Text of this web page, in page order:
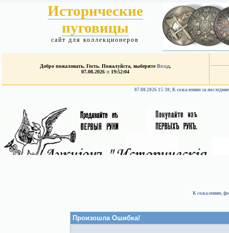
Исторические
пуговицы
сайт для коллекционеров
Добро пожаловать, Гость. Пожалуйста, выберитеВход.
07.08.2026 :: 19:52:04
07.08.2026 15:30; К сожалению за
К сожалению,
Произошла Ошибка!